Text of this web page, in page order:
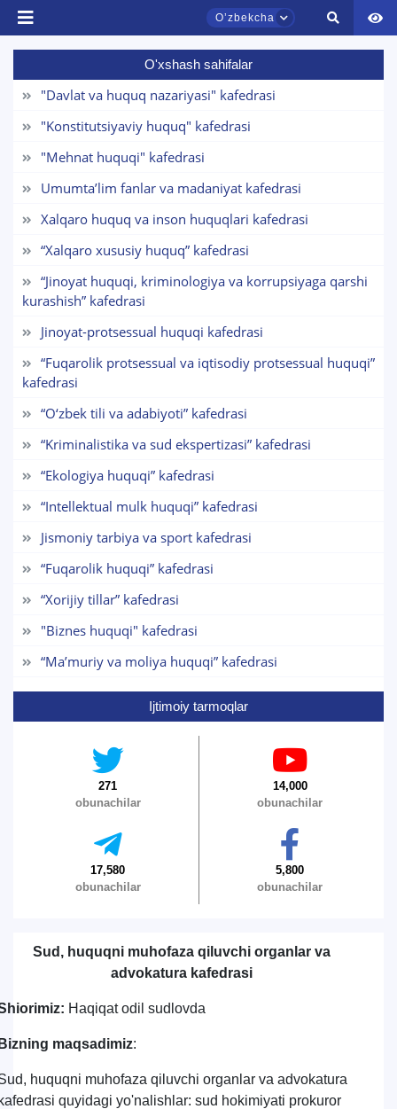
Oʼzbekcha
Ism va familiyangiz
Telefon raqamingiz
Pochta
O'xshash sahifalar
"Davlat va huquq nazariyasi" kafedrasi
"Konstitutsiyaviy huquq" kafedrasi
"Mehnat huquqi" kafedrasi
Umumta’lim fanlar va madaniyat kafedrasi
Xalqaro huquq va inson huquqlari kafedrasi
“Xalqaro xususiy huquq” kafedrasi
“Jinoyat huquqi, kriminologiya va korrupsiyaga qarshi
kurashish” kafedrasi
Jinoyat-protsessual huquqi kafedrasi
“Fuqarolik protsessual va iqtisodiy protsessual huquqi”
kafedrasi
“O‘zbek tili va adabiyoti” kafedrasi
“Kriminalistika va sud ekspertizasi” kafedrasi
“Ekologiya huquqi” kafedrasi
“Intellektual mulk huquqi” kafedrasi
Jismoniy tarbiya va sport kafedrasi
“Fuqarolik huquqi” kafedrasi
“Xorijiy tillar” kafedrasi
"Biznes huquqi" kafedrasi
“Maʼmuriy va moliya huquqi” kafedrasi
Ijtimoiy tarmoqlar
271
obunachilar
14,000
obunachilar
17,580
obunachilar
5,800
obunachilar
Sud, huquqni muhofaza qiluvchi organlar va
advokatura kafedrasi
Haqiqat odil sudlovda
maqsadimiz:
huquqni muhofaza qiluvchi organlar va advokatura
quyidagi yo'nalishlar: sud hokimiyati prokuror
Onlayn
chatiga xush kelibsiz.
chatda qoldiring.
Mavzuni tanlang — keyin shu mavzudagi aniq
3. Suhbat (bakalavr) (8)
5. To'lov-kontrakt (2) 6. Elektron ariza (16)
7. Call-center (4)
9. Magistratura kvotasi (4) ✉️ Adminga yozish